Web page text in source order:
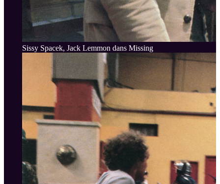
Sissy Spacek, Jack Lemmon dans Missing